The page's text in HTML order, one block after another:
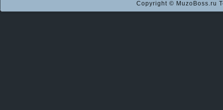
Copyright © MuzoBoss.ru